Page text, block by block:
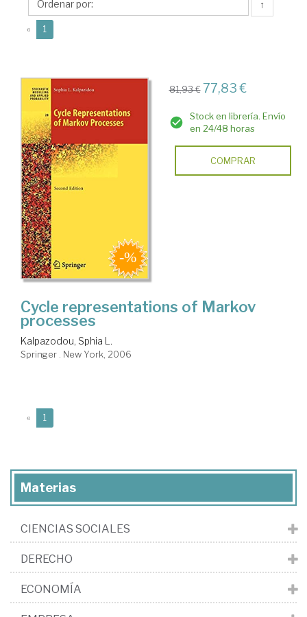
↑
« 1
81,93 € 77,83 €
Stock en librería. Envío
en 24/48 horas
COMPRAR
Cycle representations of Markov
processes
Kalpazodou, Sphia L.
Springer . New York, 2006
« 1
Materias
CIENCIAS SOCIALES
DERECHO
ECONOMÍA